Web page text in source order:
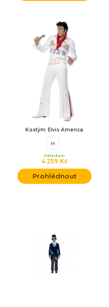
Kostým Elvis America
M
4 259 Kč
Skladem
Prohlédnout